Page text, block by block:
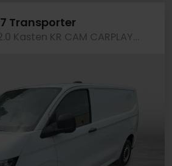
Transporter
T7 Transporter 2.0 Kasten KR CAM CARPLAY TEMPOMAT